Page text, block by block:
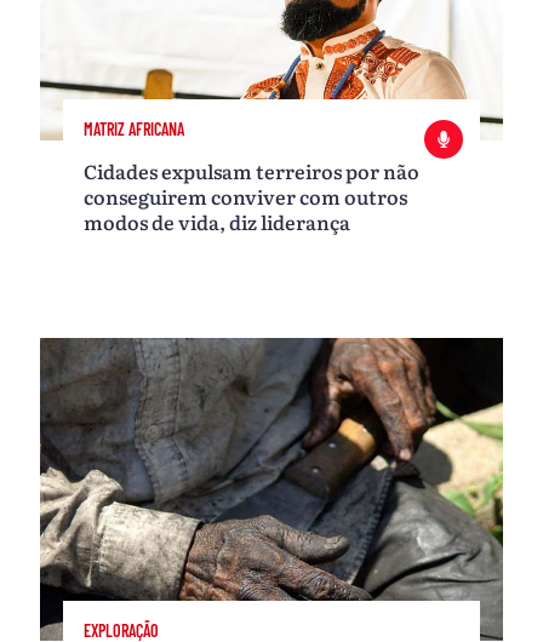
MATRIZ AFRICANA
Cidades expulsam terreiros por não
conseguirem conviver com outros
modos de vida, diz liderança
EXPLORAÇÃO